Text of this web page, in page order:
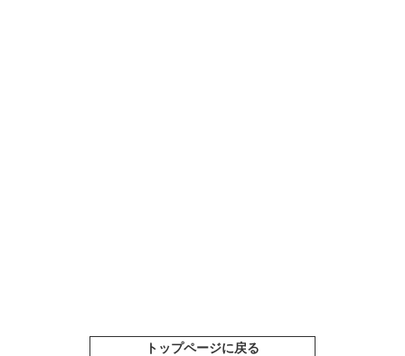
トップページに戻る